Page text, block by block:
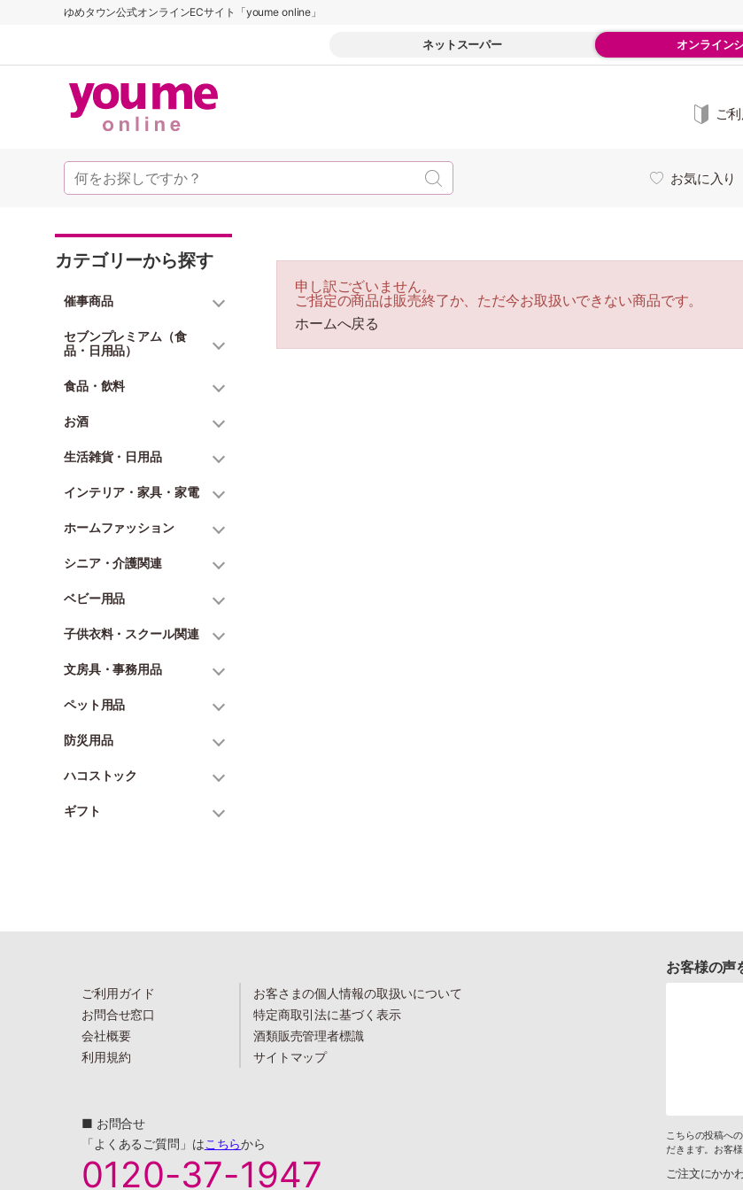
ゆめタウン公式オンラインECサイト「youme online」
ネットスーパー オンライン
ご
お気に入り
カテゴリーから探す
催事商品
セブンプレミアム（食
品・日用品）
食品・飲料
お酒
生活雑貨・日用品
インテリア・家具・家電
ホームファッション
シニア・介護関連
ベビー用品
子供衣料・スクール関連
文房具・事務用品
ペット用品
防災用品
ハコストック
ギフト
申し訳ございません。
ご指定の商品は販売終了か、ただ今お取扱いできない商品です。
ホームへ戻る
ご利用ガイド
お問合せ窓口
会社概要
利用規約
お客さまの個人情報の取扱いについて
特定商取引法に基づく表示
酒類販売管理者標識
サイトマップ
■ お問合せ
「よくあるご質問」はこちらから
0120-37-1947
お客様の声
こちらの投稿へ
だきます。お客
ご注文にかか